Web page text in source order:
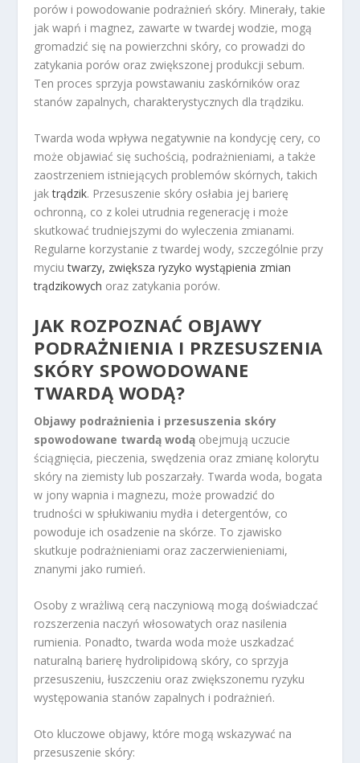
porów i powodowanie podrażnień skóry. Minerały, takie
jak wapń i magnez, zawarte w twardej wodzie, mogą
gromadzić się na powierzchni skóry, co prowadzi do
zatykania porów oraz zwiększonej produkcji sebum.
Ten proces sprzyja powstawaniu zaskórników oraz
stanów zapalnych, charakterystycznych dla trądziku.
Twarda woda wpływa negatywnie na kondycję cery, co
może objawiać się suchością, podrażnieniami, a także
zaostrzeniem istniejących problemów skórnych, takich
jaktrądzik. Przesuszenie skóry osłabia jej barierę
ochronną, co z kolei utrudnia regenerację i może
skutkować trudniejszymi do wyleczenia zmianami.
Regularne korzystanie z twardej wody, szczególnie przy
myciutwarzy, zwiększa ryzyko wystąpienia zmian
trądzikowych oraz zatykania porów.
JAK ROZPOZNAĆ OBJAWY
PODRAŻNIENIA I PRZESUSZENIA
SKÓRY SPOWODOWANE
TWARDĄ WODĄ?
Objawy podrażnienia i przesuszenia skóry
spowodowane twardą wodą obejmują uczucie
ściągnięcia, pieczenia, swędzenia oraz zmianę kolorytu
skóry na ziemisty lub poszarzały. Twarda woda, bogata
w jony wapnia i magnezu, może prowadzić do
trudności w spłukiwaniu mydła i detergentów, co
powoduje ich osadzenie na skórze. To zjawisko
skutkuje podrażnieniami oraz zaczerwienieniami,
znanymi jako rumień.
Osoby z wrażliwą cerą naczyniową mogą doświadczać
rozszerzenia naczyń włosowatych oraz nasilenia
rumienia. Ponadto, twarda woda może uszkadzać
naturalną barierę hydrolipidową skóry, co sprzyja
przesuszeniu, łuszczeniu oraz zwiększonemu ryzyku
występowania stanów zapalnych i podrażnień.
Oto kluczowe objawy, które mogą wskazywać na
przesuszenie skóry: